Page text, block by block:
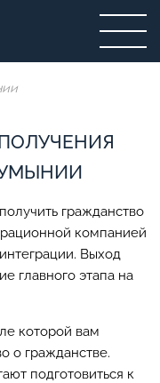
гражданство
компанией
Выход
главного этапа на
которой вам
о гражданстве.
подготовиться к